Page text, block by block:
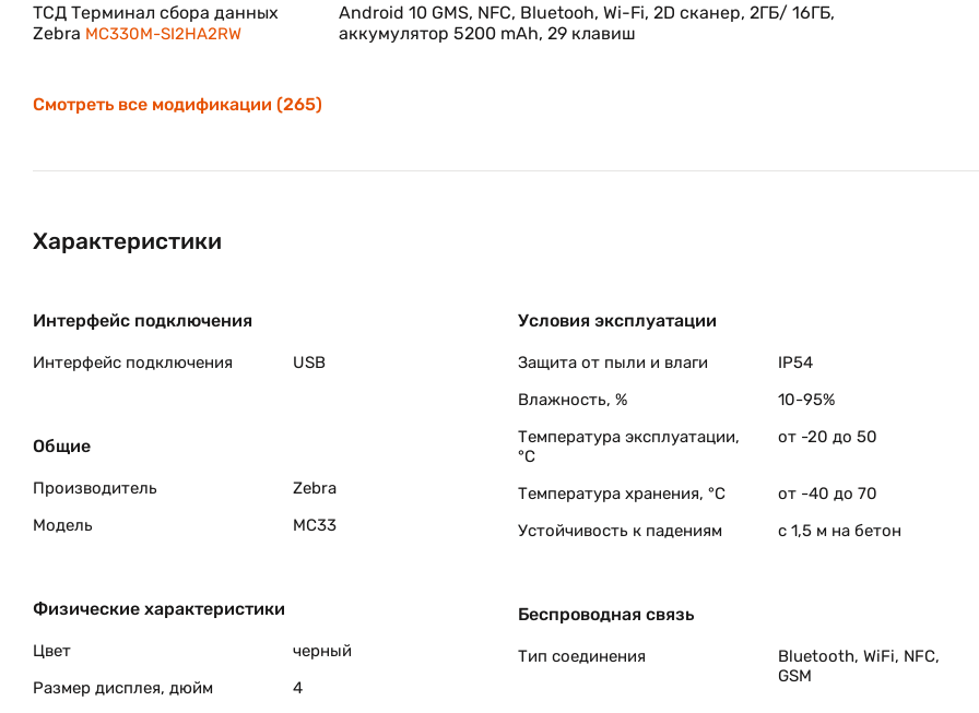
ТСД Терминал сбора данных
Zebra MC330M-SI2HA2RW
Android 10 GMS, NFC, Bluetooh, Wi-Fi, 2D сканер, 2ГБ/ 16ГБ,
аккумулятор 5200 mAh, 29 клавиш
Смотреть все модификации (265)
Характеристики
Интерфейс подключения
Интерфейс подключения USB
Общие
Производитель
Zebra
Модель
MC33
Физические характеристики
Цвет
черный
Размер дисплея, дюйм
4
Условия эксплуатации
Защита от пыли и влаги
IP54
Влажность, %
10-95%
Температура эксплуатации,
°C
от -20 до 50
Температура хранения, °C
от -40 до 70
Устойчивость к падениям
с 1,5 м на бетон
Беспроводная связь
Тип соединения
Bluetooth, WiFi, NFС,
GSM